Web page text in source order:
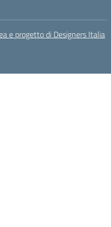
e progetto di Designers Italia